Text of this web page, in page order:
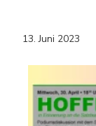
13. Juni 2023